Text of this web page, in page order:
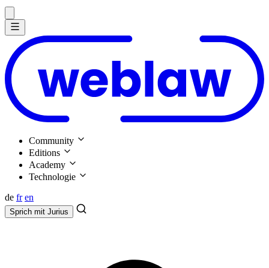
Community
Editions
Academy
Technologie
de fr en
Sprich mit Jurius